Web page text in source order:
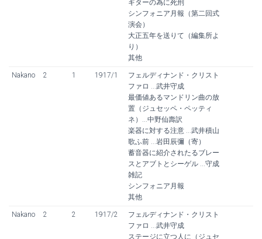
ギターの為に死刑
シンフォニア月報（第二回式
演会）
大正五年を送りて（編集所よ
り）
其他
Nakano 2 1 1917/1
フェルディナンド・クリスト
ファロ ...武井守成
最価値あるマンドリン曲の放
置（ジュセッペ・ペッティ
ネ）...中野仙壽訳
楽器に対する注意 ...武井積山
歌ふ前 ...岩田辰彌（寄）
蓄音器に紹介されたるブレー
スとアブトとシーゲル ...守成
雑記
シンフォニア月報
其他
Nakano 2 2 1917/2
フェルディナンド・クリスト
ファロ ...武井守成
ステージに立つ人に（ジュセ